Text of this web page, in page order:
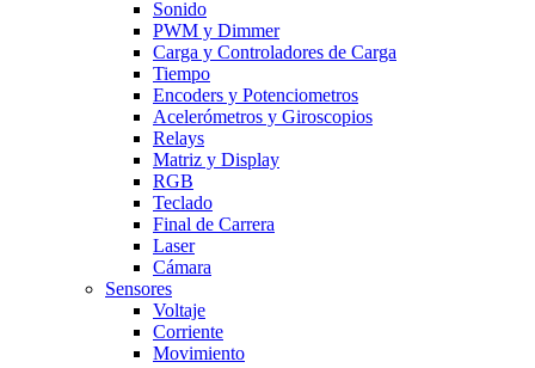
Sonido
PWM y Dimmer
Carga y Controladores de Carga
Tiempo
Encoders y Potenciometros
Acelerómetros y Giroscopios
Relays
Matriz y Display
RGB
Teclado
Final de Carrera
Laser
Cámara
Sensores
Voltaje
Corriente
Movimiento